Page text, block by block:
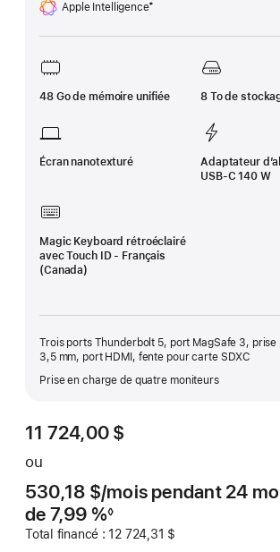
Apple Intelligence
Note
de
‡
48 Go de mémoire unifiée 8 To de
Écran nanotexturé
Adaptateur
USB-C 140 W
Magic Keyboard rétroéclairé
avec Touch ID - Français
(Canada)
Trois ports Thunderbolt 5, port MagSafe 3,
3,5 mm, port HDMI, fente pour carte SDXC
Prise en charge de quatre moniteurs
11 724,00 $
ou
530,18 $/mois par mois
pendant 24
de 7,99 %
Note
de
◊
Total financé : 12 724,31 $